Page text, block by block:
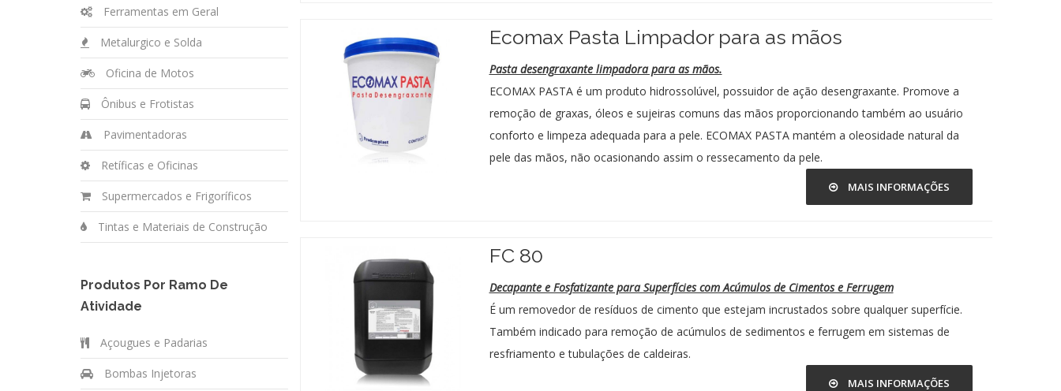
Ferramentas em Geral
Metalurgico e Solda
Oficina de Motos
Ônibus e Frotistas
Pavimentadoras
Retíficas e Oficinas
Supermercados e Frigoríficos
Tintas e Materiais de Construção
Produtos Por Ramo De
Atividade
Açougues e Padarias
Bombas Injetoras
Ecomax Pasta Limpador para as mãos
Pasta desengraxante limpadora para as mãos.
ECOMAX PASTA é um produto hidrossolúvel, possuidor de ação desengraxante. Promove a
remoção de graxas, óleos e sujeiras comuns das mãos proporcionando também ao usuário
conforto e limpeza adequada para a pele. ECOMAX PASTA mantém a oleosidade natural da
pele das mãos, não ocasionando assim o ressecamento da pele.
MAIS INFORMAÇÕES
FC 80
Decapante e Fosfatizante para Superfícies com Acúmulos de Cimentos e Ferrugem
É um removedor de resíduos de cimento que estejam incrustados sobre qualquer superfície.
Também indicado para remoção de acúmulos de sedimentos e ferrugem em sistemas de
resfriamento e tubulações de caldeiras.
MAIS INFORMAÇÕES